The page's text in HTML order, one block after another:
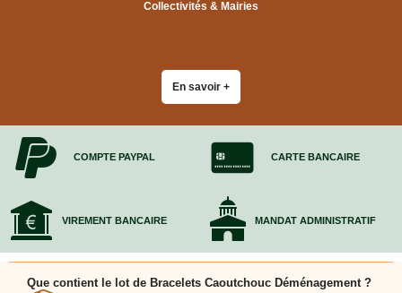
Collectivités & Mairies
En savoir +
COMPTE PAYPAL CARTE BANCAIRE
VIREMENT BANCAIRE MANDAT ADMINISTRATIF
Que contient le lot de Bracelets Caoutchouc Déménagement ?